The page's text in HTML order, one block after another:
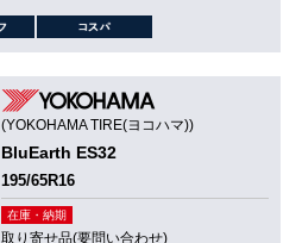
(YOKOHAMA TIRE(ヨコハマ))
BluEarth ES32
195/65R16
在庫・納期
取り寄せ品(要問い合わせ)